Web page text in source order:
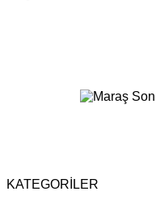
KATEGORİLER